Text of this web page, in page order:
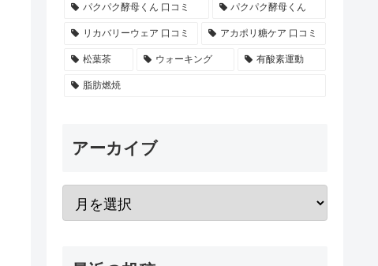
パクパク酵母くん 口コミ パクパク酵母くん
リカバリーウェア 口コミ アカポリ糖ケア 口コミ
松葉茶 ウォーキング 有酸素運動
脂肪燃焼
アーカイブ